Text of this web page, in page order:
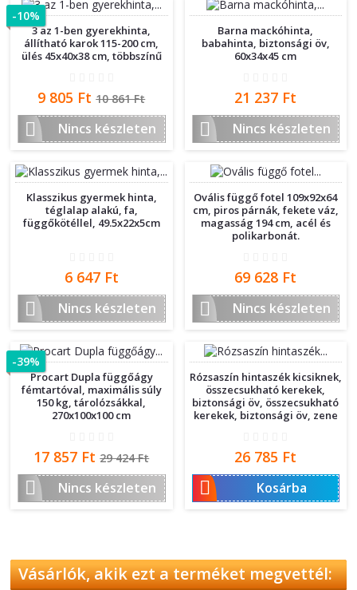
3 az 1-ben gyerekhinta,
állítható karok 115-200 cm,
ülés 45x40x38 cm, többszínű
Ár
9 805 Ft Normál
ár
10 861 Ft
 Nincs készleten
-10%
Barna mackóhinta,
babahinta, biztonsági öv,
60x34x45 cm
Ár
21 237 Ft
 Nincs készleten
Klasszikus gyermek hinta,
téglalap alakú, fa,
függőkötéllel, 49.5x22x5cm
Ár
6 647 Ft
 Nincs készleten
Ovális függő fotel 109x92x64
cm, piros párnák, fekete váz,
magasság 194 cm, acél és
polikarbonát.
Ár
69 628 Ft
 Nincs készleten
Procart Dupla függőágy
fémtartóval, maximális súly
150 kg, tárolózsákkal,
270x100x100 cm
Ár
17 857 Ft Normál
ár
29 424 Ft
 Nincs készleten
-39%
Rózsaszín hintaszék kicsiknek,
összecsukható kerekek,
biztonsági öv, összecsukható
kerekek, biztonsági öv, zene
Ár
26 785 Ft
 Kosárba
Vásárlók, akik ezt a terméket megvettél: